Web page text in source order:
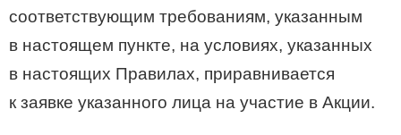
соответствующим требованиям, указанным
в настоящем пункте, на условиях, указанных
в настоящих Правилах, приравнивается
к заявке указанного лица на участие в Акции.